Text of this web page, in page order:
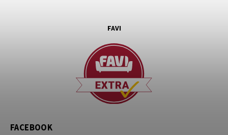
FAVI
FACEBOOK